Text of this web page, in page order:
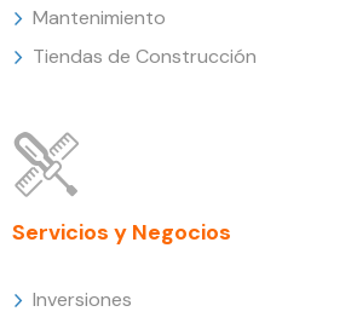
Mantenimiento
Tiendas de Construcción
Servicios y Negocios
Inversiones